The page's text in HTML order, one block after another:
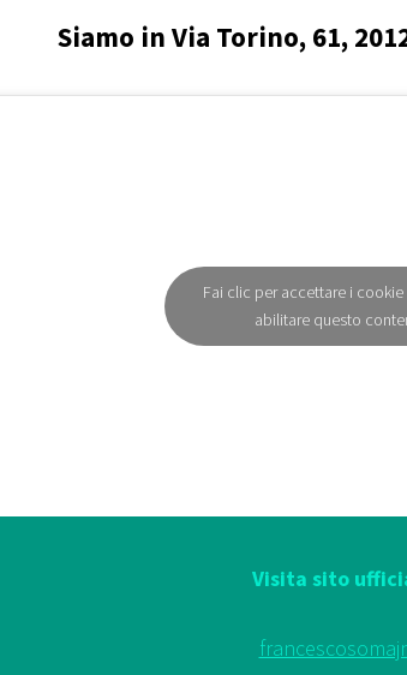
Siamo in Via Torino, 61,
Fai clic per accettare i
abilitare questo
Visita sito